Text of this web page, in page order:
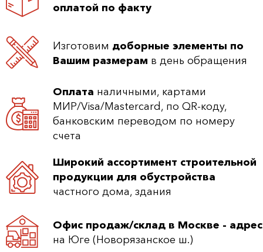
оплатой по факту
Изготовим доборные элементы по
Вашим размерам в день обращения
Оплата наличными, картами
МИР/Visa/Mastercard, по QR-коду,
банковским переводом по номеру
счета
Широкий ассортимент строительной
продукции для обустройства
частного дома, здания
Офис продаж/склад в Москве - адрес
на Юге (Новорязанское ш.)